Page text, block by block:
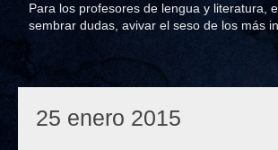
Para los profesores de lengua y literatura,
sembrar dudas, avivar el seso de los más
25 enero 2015